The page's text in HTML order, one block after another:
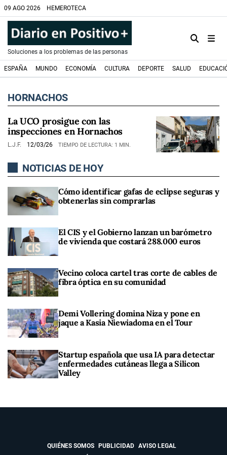
09 AGO 2026 HEMEROTECA
Soluciones a los problemas de las personas
ESPAÑA MUNDO ECONOMÍA CULTURA DEPORTE SALUD
HORNACHOS
La UCO prosigue con las
inspecciones en Hornachos
L.J.F. 12/03/26 TIEMPO DE LECTURA: 1 MIN.
NOTICIAS DE HOY
Cómo identificar gafas de eclipse seguras y
obtenerlas sin comprarlas
El CIS y el Gobierno lanzan un barómetro
de vivienda que costará 288.000 euros
Vecino coloca cartel tras corte de cables de
fibra óptica en su comunidad
Demi Vollering domina Niza y pone en
jaque a Kasia Niewiadoma en el Tour
Startup española que usa IA para detectar
enfermedades cutáneas llega a Silicon
Valley
QUIÉNES SOMOS PUBLICIDAD
AVISO LEGAL